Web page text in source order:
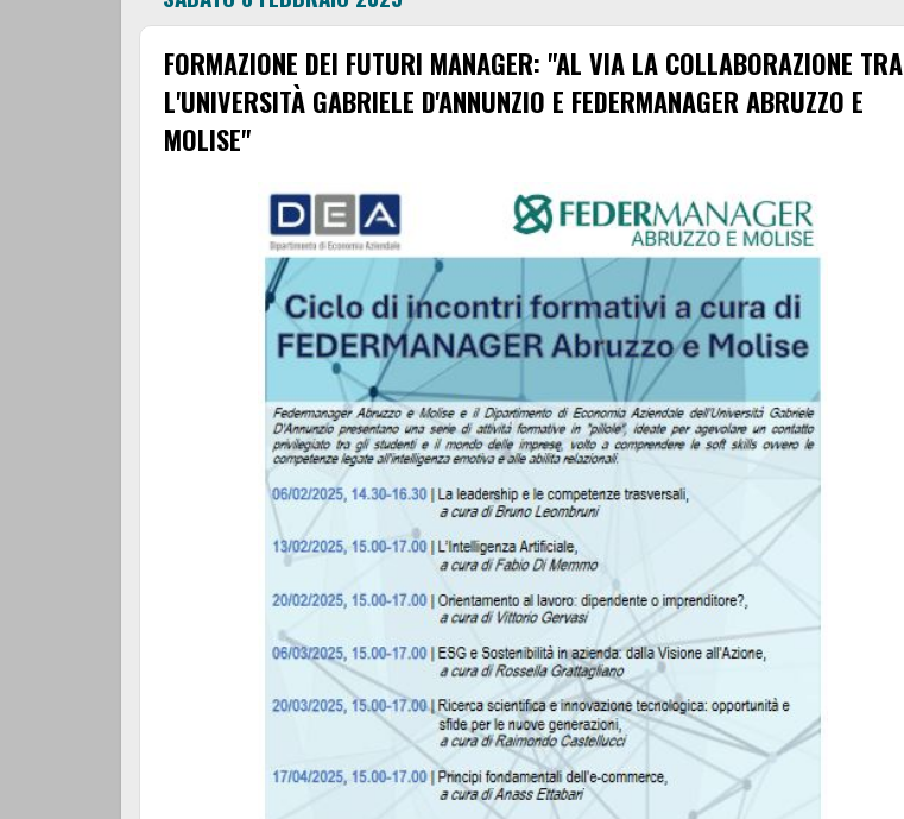
FORMAZIONE DEI FUTURI MANAGER: "AL VIA LA COLLABORAZIONE TRA
L'UNIVERSITÀ GABRIELE D'ANNUNZIO E FEDERMANAGER ABRUZZO E
MOLISE"